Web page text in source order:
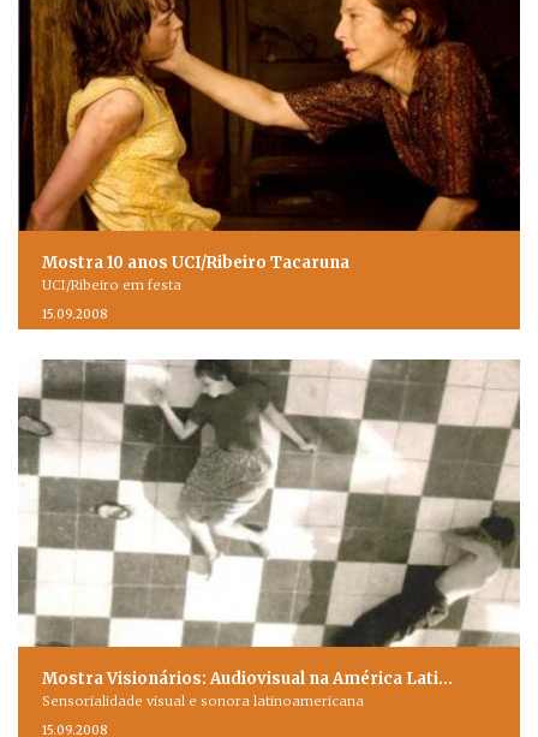
Mostra 10 anos UCI/Ribeiro Tacaruna
UCI/Ribeiro em festa
15.09.2008
Mostra Visionários: Audiovisual na América Lati…
Sensorialidade visual e sonora latinoamericana
15.09.2008